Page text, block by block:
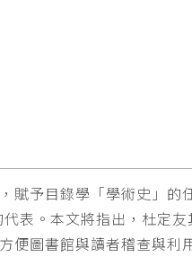
賦予目錄學「學術史」的
表。本文將指出，杜定友
便圖書館與讀者稽查與利